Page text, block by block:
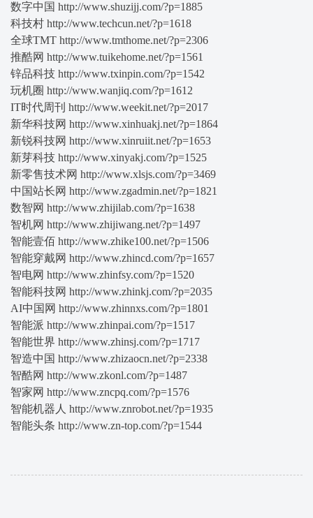
数字中国 http://www.shuzijj.com/?p=1885
科技村 http://www.techcun.net/?p=1618
全球TMT http://www.tmthome.net/?p=2306
推酷网 http://www.tuikehome.net/?p=1561
锌品科技 http://www.txinpin.com/?p=1542
玩机圈 http://www.wanjiq.com/?p=1612
IT时代周刊 http://www.weekit.net/?p=2017
新华科技网 http://www.xinhuakj.net/?p=1864
新锐科技网 http://www.xinruiit.net/?p=1653
新芽科技 http://www.xinyakj.com/?p=1525
新零售技术网 http://www.xlsjs.com/?p=3469
中国站长网 http://www.zgadmin.net/?p=1821
数智网 http://www.zhijilab.com/?p=1638
智机网 http://www.zhijiwang.net/?p=1497
智能壹佰 http://www.zhike100.net/?p=1506
智能穿戴网 http://www.zhincd.com/?p=1657
智电网 http://www.zhinfsy.com/?p=1520
智能科技网 http://www.zhinkj.com/?p=2035
AI中国网 http://www.zhinnxs.com/?p=1801
智能派 http://www.zhinpai.com/?p=1517
智能世界 http://www.zhinsj.com/?p=1717
智造中国 http://www.zhizaocn.net/?p=2338
智酷网 http://www.zkonl.com/?p=1487
智家网 http://www.zncpq.com/?p=1576
智能机器人 http://www.znrobot.net/?p=1935
智能头条 http://www.zn-top.com/?p=1544